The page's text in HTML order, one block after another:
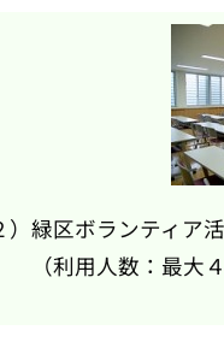
）緑区ボランティア
利用人数：最大４